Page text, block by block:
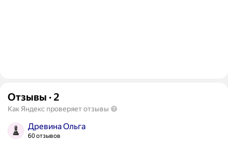
Отзывы · 2
Как Яндекс проверяет отзывы
Древина Ольга
60 отзывов